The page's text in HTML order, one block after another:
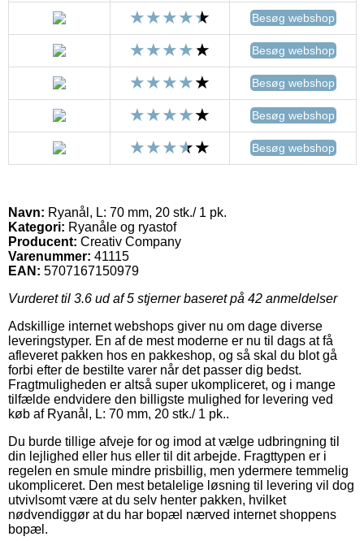
Besøg webshop
Besøg webshop
Besøg webshop
Besøg webshop
Besøg webshop
Navn: Ryanål, L: 70 mm, 20 stk./ 1 pk.
Kategori: Ryanåle og ryastof
Producent: Creativ Company
Varenummer: 41115
EAN: 5707167150979
Vurderet til 3.6 ud af 5 stjerner baseret på 42 anmeldelser
Adskillige internet webshops giver nu om dage diverse
leveringstyper. En af de mest moderne er nu til dags at få
afleveret pakken hos en pakkeshop, og så skal du blot gå
forbi efter de bestilte varer når det passer dig bedst.
Fragtmuligheden er altså super ukompliceret, og i mange
tilfælde endvidere den billigste mulighed for levering ved
køb af Ryanål, L: 70 mm, 20 stk./ 1 pk..
Du burde tillige afveje for og imod at vælge udbringning til
din lejlighed eller hus eller til dit arbejde. Fragttypen er i
regelen en smule mindre prisbillig, men ydermere temmelig
ukompliceret. Den mest betalelige løsning til levering vil dog
utvivlsomt være at du selv henter pakken, hvilket
nødvendiggør at du har bopæl nærved internet shoppens
bopæl.